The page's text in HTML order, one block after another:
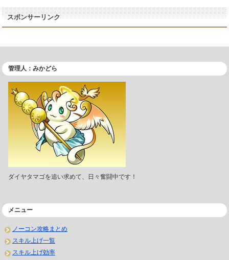
スポンサーリンク
管理人：みかどら
ダイヤタマゴを追い求めて、日々奮闘中です！
メニュー
ノーコン攻略まとめ
スキル上げ一覧
スキル上げ効率